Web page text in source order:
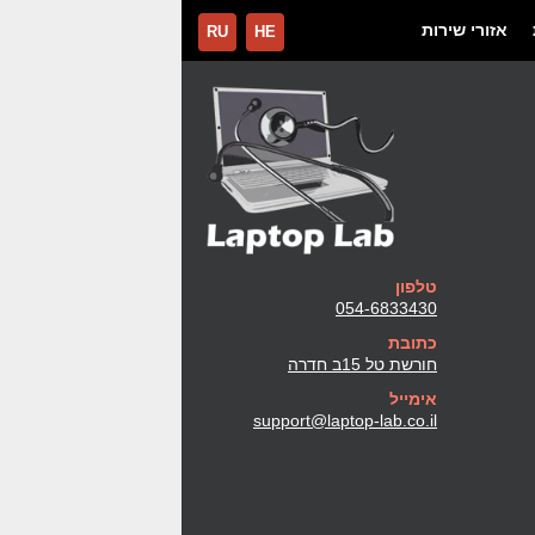
אזורי שירות HE
RU
טלפון
054-6833430
כתובת
חורשת טל 15ב חדרה
אימייל
support@laptop-lab.co.il